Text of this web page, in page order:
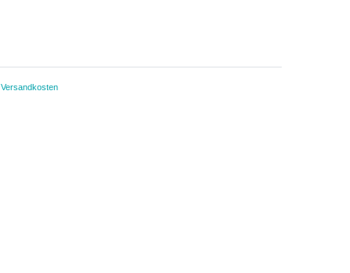
Versandkosten